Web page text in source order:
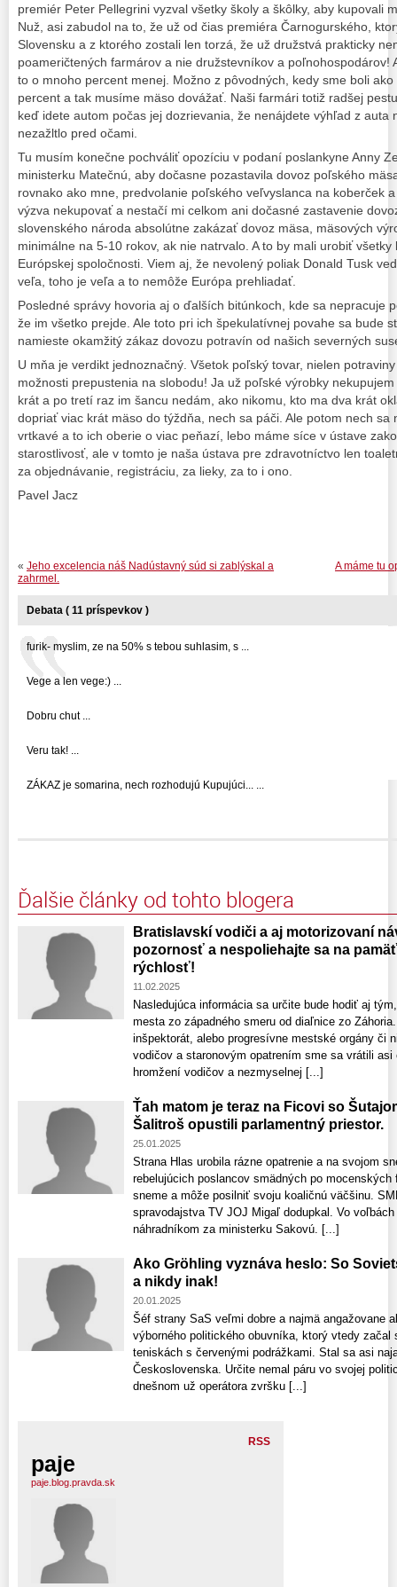
premiér Peter Pellegrini vyzval všetky školy a škôlky, aby kupovali
Nuž, asi zabudol na to, že už od čias premiéra Čarnogurského,
Slovensku a z ktorého zostali len torzá, že už družstvá prakticky
poameričtených farmárov a nie družstevníkov a poľnohospodárov!
to o mnoho percent menej. Možno z pôvodných, kedy sme boli
percent a tak musíme mäso dovážať. Naši farmári totiž radšej
keď idete autom počas jej dozrievania, že nenájdete výhľad z auta
nezažltlo pred očami.
Tu musím konečne pochváliť opozíciu v podaní poslankyne Anny
ministerku Matečnú, aby dočasne pozastavila dovoz poľského
rovnako ako mne, predvolanie poľského veľvyslanca na koberček
výzva nekupovať a nestačí mi celkom ani dočasné zastavenie
slovenského národa absolútne zakázať dovoz mäsa, mäsových
minimálne na 5-10 rokov, ak nie natrvalo. A to by mali urobiť
Európskej spoločnosti. Viem aj, že nevolený poliak Donald Tusk
veľa, toho je veľa a to nemôže Európa prehliadať.
Posledné správy hovoria aj o ďalších bitúnkoch, kde sa nepracuje
že im všetko prejde. Ale toto pri ich špekulatívnej povahe sa bude
namieste okamžitý zákaz dovozu potravín od našich severných
U mňa je verdikt jednoznačný. Všetok poľský tovar, nielen
možnosti prepustenia na slobodu! Ja už poľské výrobky
krát a po tretí raz im šancu nedám, ako nikomu, kto ma dva krát
dopriať viac krát mäso do týždňa, nech sa páči. Ale potom nech sa
vrtkavé a to ich oberie o viac peňazí, lebo máme síce v ústave
starostlivosť, ale v tomto je naša ústava pre zdravotníctvo len
za objednávanie, registráciu, za lieky, za to i ono.
Pavel Jacz
A máme tu
« Jeho excelencia náš Nadústavný súd si zablýskal a
zahrmel.
Debata ( 11 príspevkov )
furik- myslim, ze na 50% s tebou suhlasim, s ...
Vege a len vege:) ...
Dobru chut ...
Veru tak! ...
ZÁKAZ je somarina, nech rozhodujú Kupujúci... ...
Ďalšie články od tohto blogera
Bratislavskí vodiči a aj motorizovaní
pozornosť a nespoliehajte sa na
rýchlosť!
11.02.2025
Nasledujúca informácia sa určite bude hodiť aj
mesta zo západného smeru od diaľnice zo
inšpektorát, alebo progresívne mestské orgány či
vodičov a staronovým opatrením sme sa vrátili
hromžení vodičov a nezmyselnej [...]
Ťah matom je teraz na Ficovi so
Šalitroš opustili parlamentný priestor.
25.01.2025
Strana Hlas urobila rázne opatrenie a na svojom
rebelujúcich poslancov smädných po
sneme a môže posilniť svoju koaličnú väčšinu.
spravodajstva TV JOJ Migaľ dodupkal. Vo
náhradníkom za ministerku Sakovú. [...]
Ako Gröhling vyznáva heslo: So
a nikdy inak!
20.01.2025
Šéf strany SaS veľmi dobre a najmä angažovane
výborného politického obuvníka, ktorý vtedy začal
teniskách s červenými podrážkami. Stal sa asi
Československa. Určite nemal páru vo svojej
dnešnom už operátora zvršku [...]
RSS
paje
paje.blog.pravda.sk